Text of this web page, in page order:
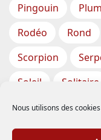
Nous utilisons des
Pingouin
Rodéo
Rond
Scorpion
Soleil
Solitaire
Torsade
Triangle
Trèfle